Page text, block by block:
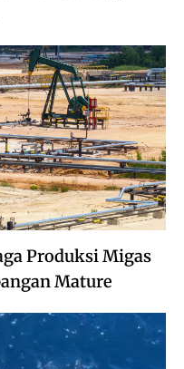
Produksi Migas
Mature